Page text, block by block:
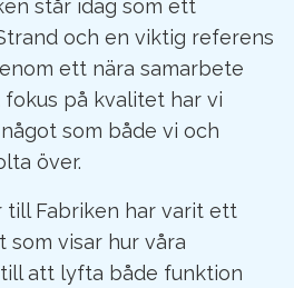
står idag som ett
och en viktig referens
ett nära samarbete
på kvalitet har vi
som både vi och
över.
Fabriken har varit ett
visar hur våra
att lyfta både funktion